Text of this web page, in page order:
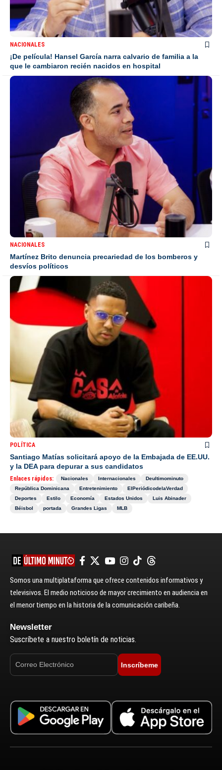
NACIONALES
¡De película! Hansel García narra calvario de familia a la
que le cambiaron recién nacidos en hospital
NACIONALES
Martínez Brito denuncia precariedad de los bomberos y
desvíos políticos
POLÍTICA
Santiago Matías solicitará apoyo de la Embajada de EE.UU.
y la DEA para depurar a sus candidatos
Enlaces rápidos: Nacionales Internacionales
Deultimominuto
República Dominicana
Entretenimiento
ElPeriódicodelaVerdad
Deportes
Estilo Economía Estados Unidos
Luis Abinader
Béisbol
portada Grandes Ligas MLB
Somos una multiplataforma que ofrece contenidos informativos y
televisivos. El medio noticioso de mayor crecimiento en audiencia en
el menor tiempo en la historia de la comunicación caribeña.
Newsletter
Suscríbete a nuestro boletín de noticias.
Inscríbeme